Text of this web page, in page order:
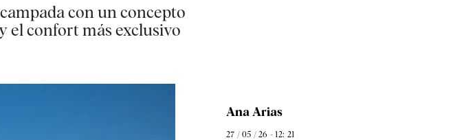
con un concepto
el confort más exclusivo
Ana Arias
27 / 05 / 26 - 12: 21